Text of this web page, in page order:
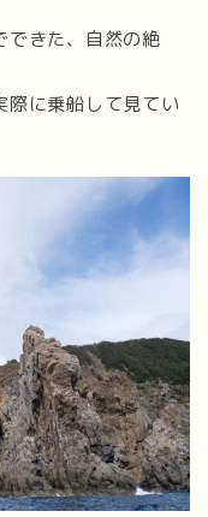
できた、自然の絶
際に乗船して見てい